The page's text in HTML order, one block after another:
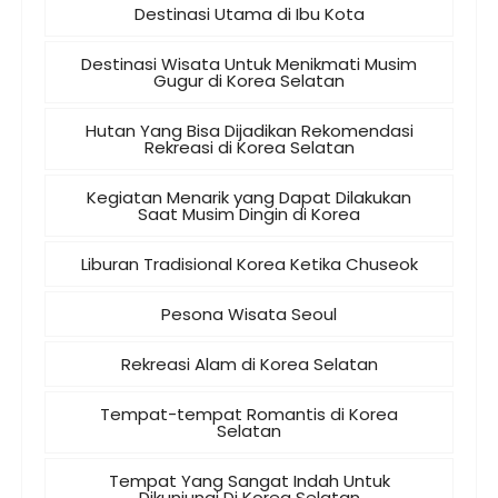
Destinasi Utama di Ibu Kota
Destinasi Wisata Untuk Menikmati Musim
Gugur di Korea Selatan
Hutan Yang Bisa Dijadikan Rekomendasi
Rekreasi di Korea Selatan
Kegiatan Menarik yang Dapat Dilakukan
Saat Musim Dingin di Korea
Liburan Tradisional Korea Ketika Chuseok
Pesona Wisata Seoul
Rekreasi Alam di Korea Selatan
Tempat-tempat Romantis di Korea
Selatan
Tempat Yang Sangat Indah Untuk